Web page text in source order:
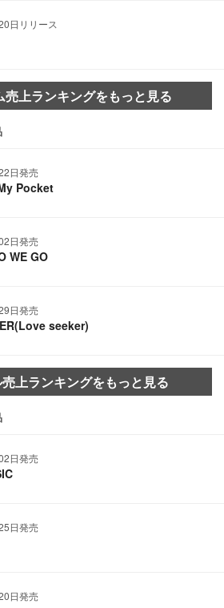
日リリース
売上ランキングをもっと見る
日発売
Pocket
日発売
WE GO
日発売
seeker)
上ランキングをもっと見る
日発売
日発売
日発売